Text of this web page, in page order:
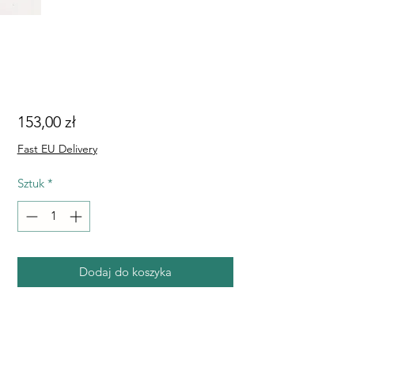
153,00 złCena
Fast EU Delivery
Sztuk *
Dodaj do koszyka